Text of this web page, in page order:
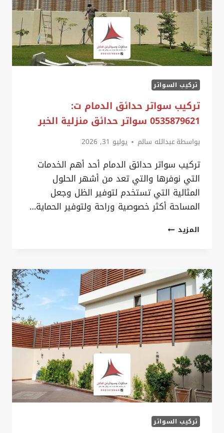
تركيب السواتر
تركيب سواتر حدائق الدمام ت:
0535879621 سواتر حدائق منزلية الخبر
بواسطةعبدالله سالم يوليو 31, 2026
تركيب سواتر حدائق الدمام أحد أهم الخدمات
التي نوفرها والتي تعد من أشهر الحلول
المثالية التي تستخدم لتوفير الظل وجعل
المساحة أكثر خصوصية وراحة ولتوفير الحماية…
المزيدتركيب
الدمام
ت:
0535879621
سواتر
حدائق
منزلية
الخبر
تركيب السواتر